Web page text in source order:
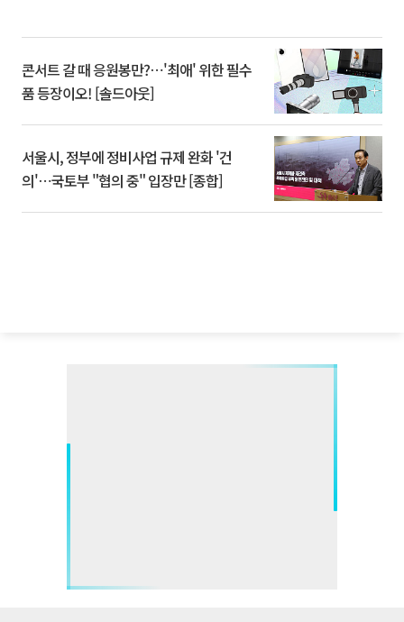
콘서트 갈 때 응원봉만?⋯'최애' 위한 필수
품 등장이오! [솔드아웃]
서울시, 정부에 정비사업 규제 완화 '건
의'⋯국토부 "협의 중" 입장만 [종합]